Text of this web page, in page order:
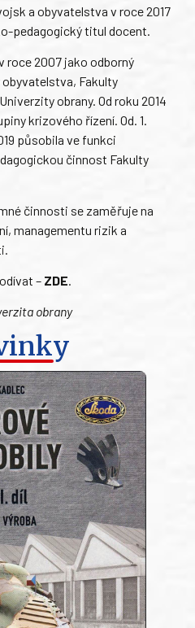
a obyvatelstva v roce 2017
pedagogický titul docent.
roce 2007 jako odborný
Fakulty
obrany. Od roku 2014
krizového řízení. Od. 1.
působila ve funkci
činnost Fakulty
činnosti se zaměřuje na
managementu rizik a
– ZDE.
obrany